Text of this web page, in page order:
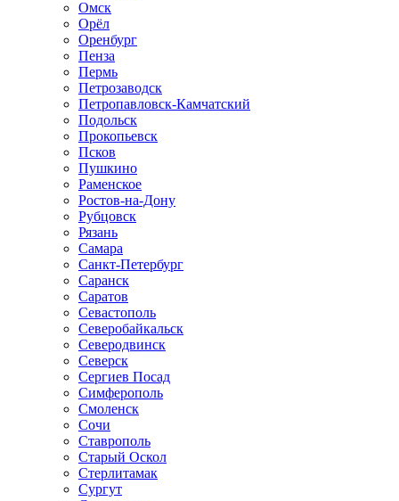
Омск
Орёл
Оренбург
Пенза
Пермь
Петрозаводск
Петропавловск-Камчатский
Подольск
Прокопьевск
Псков
Пушкино
Раменское
Ростов-на-Дону
Рубцовск
Рязань
Самара
Санкт-Петербург
Саранск
Саратов
Севастополь
Северобайкальск
Северодвинск
Северск
Сергиев Посад
Симферополь
Смоленск
Сочи
Ставрополь
Старый Оскол
Стерлитамак
Сургут